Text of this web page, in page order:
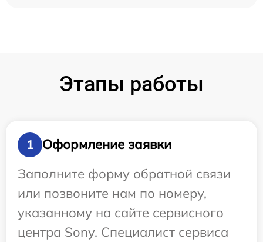
Этапы работы
1
Оформление заявки
Заполните форму обратной связи
или позвоните нам по номеру,
указанному на сайте сервисного
центра Sony. Специалист сервиса